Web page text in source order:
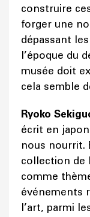
construire
forger une
dépassant
l’époque du
musée doit
cela semble
Ryoko
écrit en
nous nourrit.
collection de
comme
événements
l’art, parmi